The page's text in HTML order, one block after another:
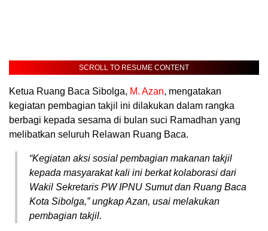
SCROLL TO RESUME CONTENT
Ketua Ruang Baca Sibolga, M. Azan, mengatakan
kegiatan pembagian takjil ini dilakukan dalam rangka
berbagi kepada sesama di bulan suci Ramadhan yang
melibatkan seluruh Relawan Ruang Baca.
“Kegiatan aksi sosial pembagian makanan takjil
kepada masyarakat kali ini berkat kolaborasi dari
Wakil Sekretaris PW IPNU Sumut dan Ruang Baca
Kota Sibolga,” ungkap Azan, usai melakukan
pembagian takjil.